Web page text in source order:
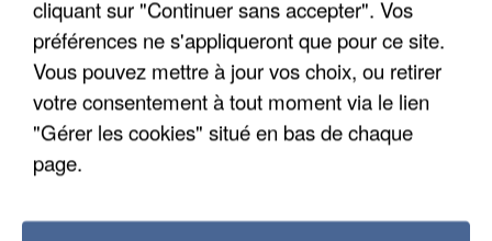
cliquant sur "Continuer sans accepter". Vos
préférences ne s'appliqueront que pour ce site.
Vous pouvez mettre à jour vos choix, ou retirer
votre consentement à tout moment via le lien
"Gérer les cookies" situé en bas de chaque
page.